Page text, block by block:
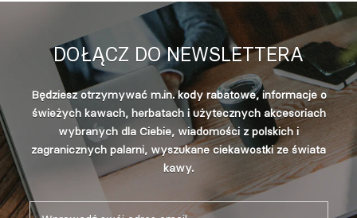
DOŁĄCZ DO NEWSLETTERA
Będziesz otrzymywać m.in. kody rabatowe, informacje o
świeżych kawach, herbatach i użytecznych akcesoriach
wybranych dla Ciebie, wiadomości z polskich i
zagranicznych palarni, wyszukane ciekawostki ze świata
kawy.